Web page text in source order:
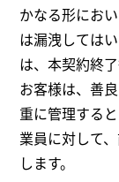
かなる形にお
は漏洩しては
は、本契約終
お客様は、善
重に管理する
業員に対して
します。